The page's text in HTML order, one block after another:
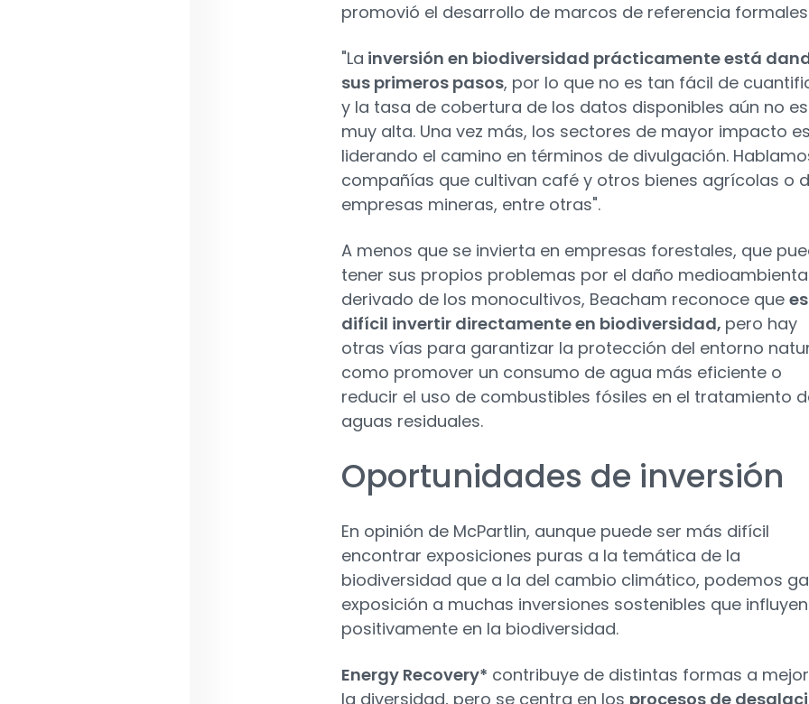
promovió el desarrollo de marcos de referencia
"La inversión en biodiversidad prácticamente está
sus primeros pasos, por lo que no es tan fácil de
y la tasa de cobertura de los datos disponibles aún no es
muy alta. Una vez más, los sectores de mayor impacto
liderando el camino en términos de divulgación.
compañías que cultivan café y otros bienes agrícolas o
empresas mineras, entre otras".
A menos que se invierta en empresas forestales, que
tener sus propios problemas por el daño
derivado de los monocultivos, Beacham reconoce que es
difícil invertir directamente en biodiversidad, pero hay
otras vías para garantizar la protección del entorno
como promover un consumo de agua más eficiente o
reducir el uso de combustibles fósiles en el tratamiento
aguas residuales.
Oportunidades de inversión
En opinión de McPartlin, aunque puede ser más difícil
encontrar exposiciones puras a la temática de la
biodiversidad que a la del cambio climático, podemos
exposición a muchas inversiones sostenibles que influyen
positivamente en la biodiversidad.
Energy Recovery* contribuye de distintas formas a
la diversidad, pero se centra en los procesos de